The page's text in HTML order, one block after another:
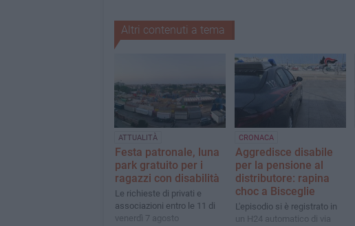
Altri contenuti a tema
ATTUALITÀ
Festa patronale, luna
park gratuito per i
ragazzi con disabilità
Le richieste di privati e
associazioni entro le 11 di
venerdì 7 agosto
CRONACA
Aggredisce disabile
per la pensione al
distributore: rapina
choc a Bisceglie
L'episodio si è registrato in
un H24 automatico di via